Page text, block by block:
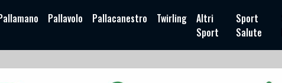
Pallavolo Pallacanestro Twirling
Altri
Sport
Sport
Salute